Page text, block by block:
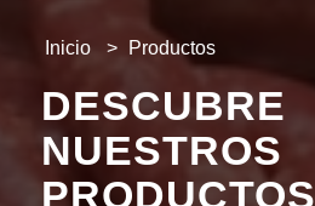
Inicio > Productos
DESCUBRE
NUESTROS
PRODUCTOS